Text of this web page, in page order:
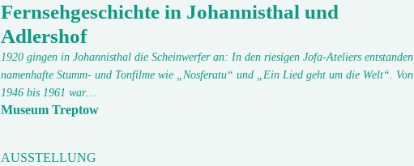
Fernsehgeschichte in Johannisthal und
Adlershof
1920 gingen in Johannisthal die Scheinwerfer an: In den riesigen Jofa-Ateliers entstanden
namenhafte Stumm- und Tonfilme wie „Nosferatu“ und „Ein Lied geht um die Welt“. Von
1946 bis 1961 war…
Museum Treptow
AUSSTELLUNG